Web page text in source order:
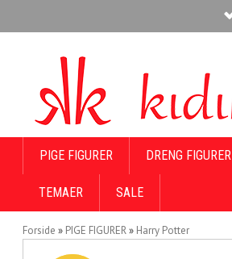
PIGE FIGURER DRENG FIGURER
TEMAER SALE
Forside » PIGE FIGURER» Harry Potter